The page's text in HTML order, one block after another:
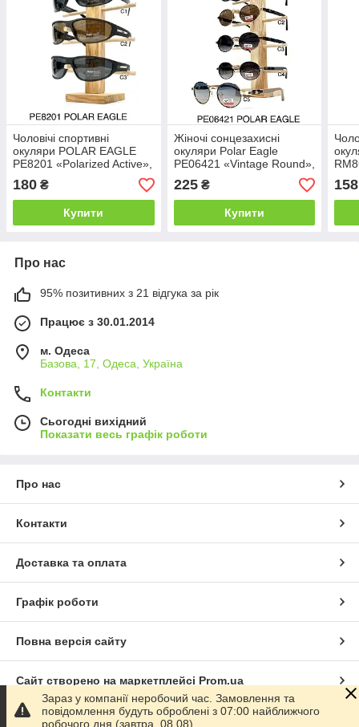
Чоловічі спортивні
окуляри POLAR EAGLE
PE8201 «Polarized Active»,
поляризаційні лінзи,
обтічна оправа
180 ₴
Купити
Жіночі сонцезахисні
окуляри Polar Eagle
PE06421 «Vintage Round»,
поляризаційні лінзи,
вишукана оправа
225₴
Купити
158
Про нас
95% позитивних з 21 відгука за рік
Працює з 30.01.2014
м. Одеса
Базова, 17, Одеса, Україна
Контакти
Сьогодні вихідний
Показати весь графік роботи
Про нас
Контакти
Доставка та оплата
Графік роботи
Повна версія сайту
Сайт створено на маркетплейсі Prom.ua
Політика конфіденційності
Зараз у компанії неробочий час. Замовлення та
повідомлення будуть оброблені з 07:00 найближчого
робочого дня (завтра, 08.08).